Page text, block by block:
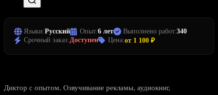
Языки:Русский Опыт:6 лет Выполнено работ:340
Срочный заказ:Доступен Цена:от 1 100 ₽
Диктор с опытом. Озвучивание рекламы, аудиокниг,